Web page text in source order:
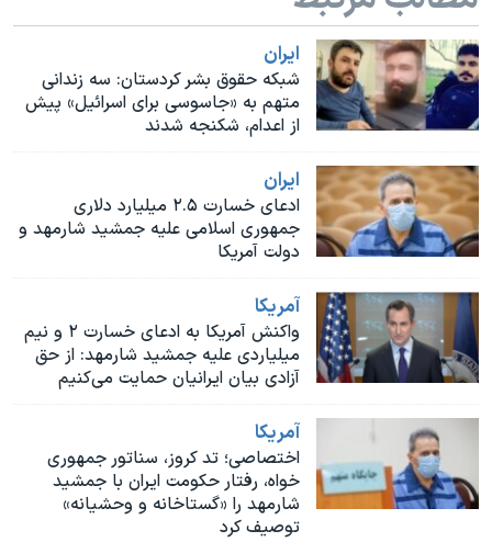
نرگس محمدی برنده جایزه نوبل صلح
همایش محافظه‌کاران آمریکا «سی‌پک»
صفحه‌های ویژه
ايران
شبکه حقوق بشر کردستان: سه زندانی
متهم به «جاسوسی برای اسرائیل» پیش
از اعدام، شکنجه شدند
ايران
ادعای خسارت ۲.۵ میلیارد دلاری
جمهوری اسلامی علیه جمشید شارمهد و
دولت آمریکا
آمريکا
واکنش آمریکا به ادعای خسارت ٢ و نیم
میلیاردی علیه جمشید شارمهد: از حق
آزادی بیان ایرانیان حمایت می‌کنیم
آمريکا
اختصاصی؛ تد کروز، سناتور جمهوری
خواه، رفتار حکومت ایران با جمشید
شارمهد را «گستاخانه و وحشیانه»
توصیف کرد